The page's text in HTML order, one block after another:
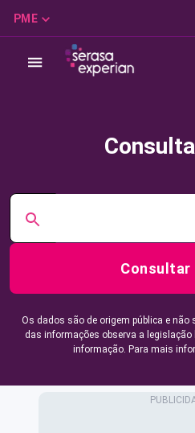
PME
Consultar
Os dados são de origem pública e
das informações observa a legislação
informação. Para mais